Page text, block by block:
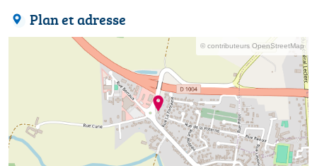
Plan et adresse
© contributeurs OpenStreetMap